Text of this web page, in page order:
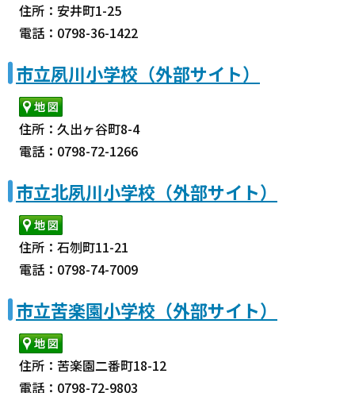
住所：安井町1-25
電話：0798-36-1422
市立夙川小学校（外部サイト）
住所：久出ヶ谷町8-4
電話：0798-72-1266
市立北夙川小学校（外部サイト）
住所：石刎町11-21
電話：0798-74-7009
市立苦楽園小学校（外部サイト）
住所：苦楽園二番町18-12
電話：0798-72-9803